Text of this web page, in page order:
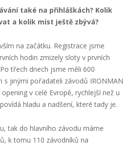
také na přihláškách? Kolik
a kolik míst ještě zbývá?
na začátku. Registrace jsme
hodin zmizely sloty v prvních
třech dnech jsme měli 600
s jinými pořadateli závodů IRONMAN
v celé Evropě, rychlejší než u
hladu a nadšení, které tady je.
tak do hlavního závodu máme
k tomu 110 závodníků na